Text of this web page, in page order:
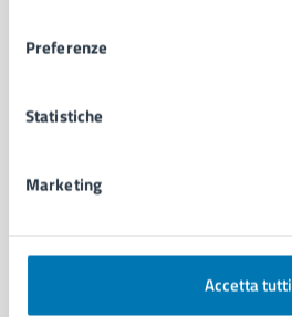
Preferenze
Statistiche
Marketing
Accetta tutti
Intranet, posta aziendale e protocollo
CATEGORIE DI SERVIZIO
Anagrafe e stato civile
Autorizzazioni
Documenti e certificati